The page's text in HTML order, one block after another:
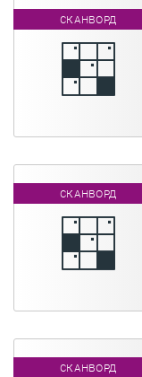
СКАНВОРД
СКАНВОРД
СКАНВОРД